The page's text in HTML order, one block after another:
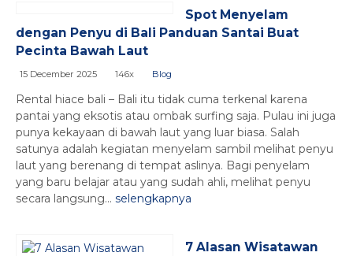
Spot Menyelam
dengan Penyu di Bali Panduan Santai Buat
Pecinta Bawah Laut
15 December 2025 146x Blog
Rental hiace bali – Bali itu tidak cuma terkenal karena
pantai yang eksotis atau ombak surfing saja. Pulau ini juga
punya kekayaan di bawah laut yang luar biasa. Salah
satunya adalah kegiatan menyelam sambil melihat penyu
laut yang berenang di tempat aslinya. Bagi penyelam
yang baru belajar atau yang sudah ahli, melihat penyu
secara langsung... selengkapnya
7 Alasan Wisatawan